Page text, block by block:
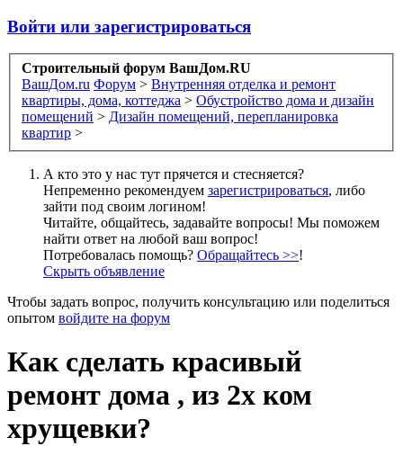
Войти или зарегистрироваться
Строительный форум ВашДом.RU
ВашДом.ru Форум > Внутренняя отделка и ремонт
квартиры, дома, коттеджа > Обустройство дома и дизайн
помещений > Дизайн помещений, перепланировка
квартир >
А кто это у нас тут прячется и стесняется?
Непременно рекомендуем зарегистрироваться, либо
зайти под своим логином!
Читайте, общайтесь, задавайте вопросы! Мы поможем
найти ответ на любой ваш вопрос!
Потребовалась помощь? Обращайтесь >>!
Скрыть объявление
Чтобы задать вопрос, получить консультацию или поделиться
опытом войдите на форум
Как сделать красивый
ремонт дома , из 2х ком
хрущевки?